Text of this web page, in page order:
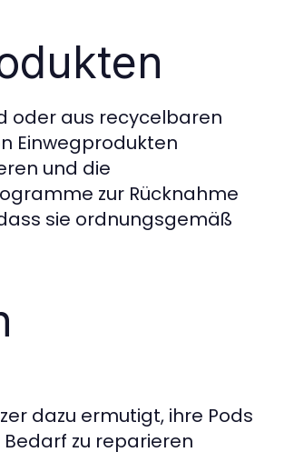
oder aus recycelbaren
Einwegprodukten
und die
zur Rücknahme
sie ordnungsgemäß
dazu ermutigt, ihre Pods
zu reparieren